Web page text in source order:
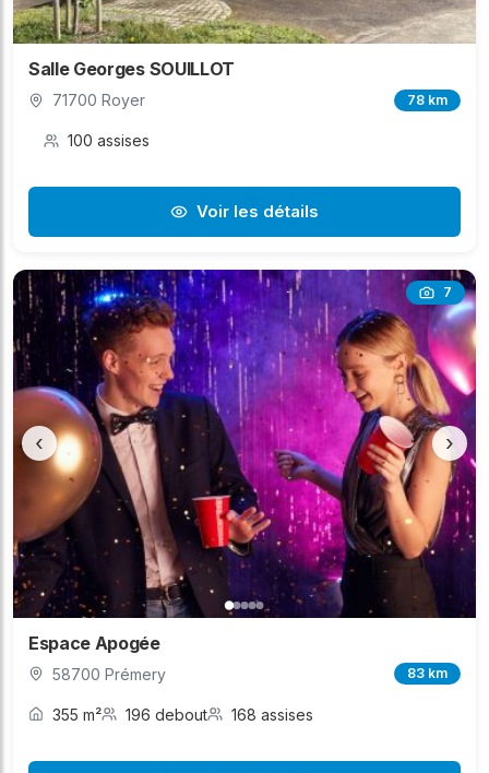
Salle Georges SOUILLOT
71700 Royer 78 km
100 assises
Voir les détails
7
‹ ›
Espace Apogée
58700 Prémery 83 km
355 m² 196 debout 168 assises